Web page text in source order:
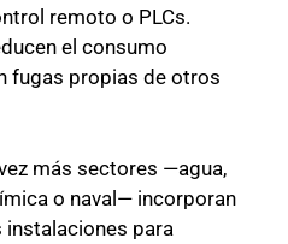
remoto o PLCs.
el consumo
fugas propias de otros
más sectores —agua,
o naval— incorporan
instalaciones para